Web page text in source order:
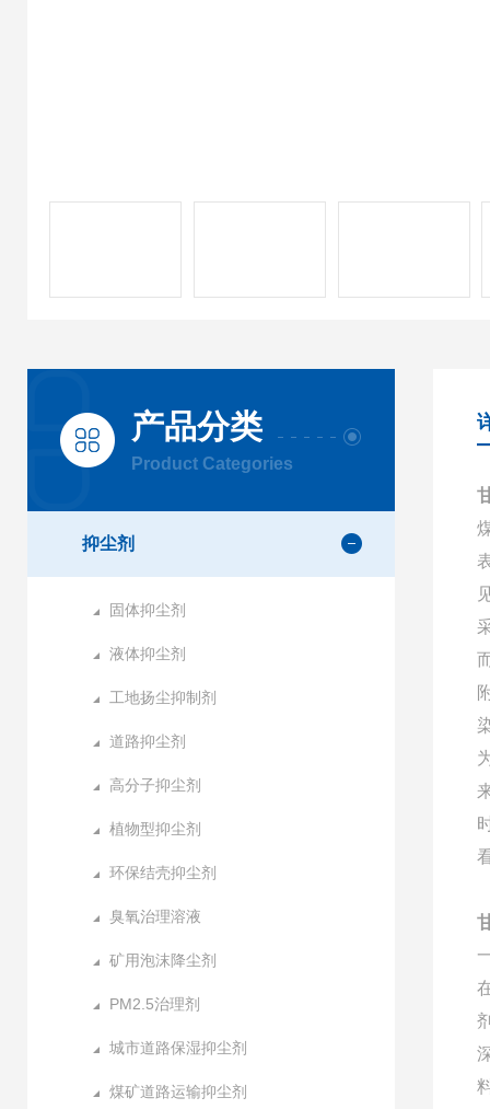
产品分类
Product Categories
抑尘剂
固体抑尘剂
液体抑尘剂
工地扬尘抑制剂
道路抑尘剂
高分子抑尘剂
植物型抑尘剂
环保结壳抑尘剂
臭氧治理溶液
矿用泡沫降尘剂
PM2.5治理剂
城市道路保湿抑尘剂
煤矿道路运输抑尘剂